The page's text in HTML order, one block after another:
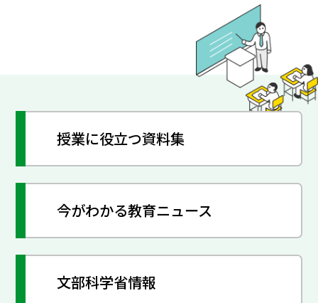
授業に役立つ資料集
今がわかる教育ニュース
文部科学省情報